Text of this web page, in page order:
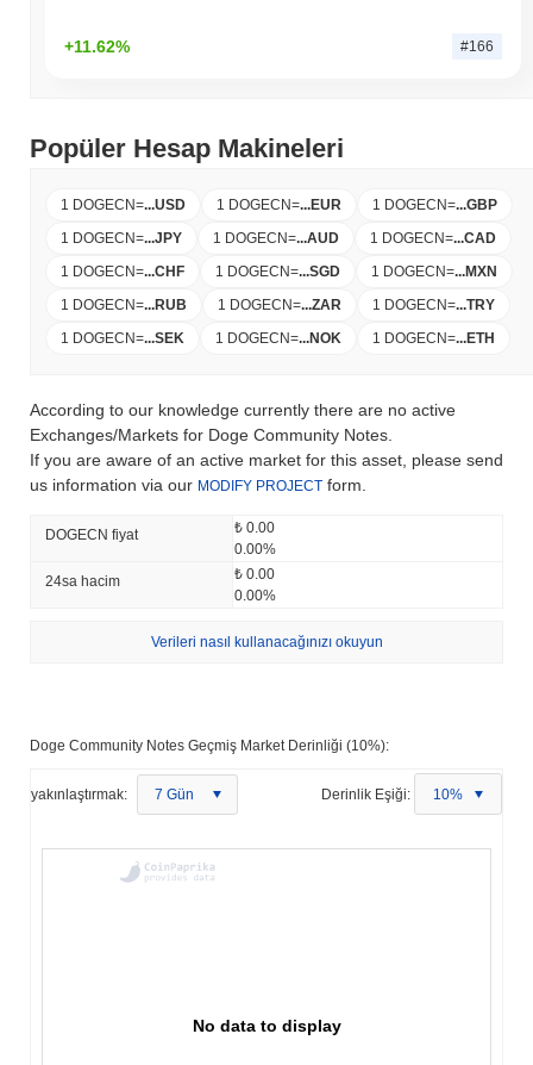
+11.62% #166
Popüler Hesap Makineleri
1 DOGECN=...USD 1 DOGECN=...EUR 1 DOGECN=...GBP
1 DOGECN=...JPY 1 DOGECN=...AUD 1 DOGECN=...CAD
1 DOGECN=...CHF 1 DOGECN=...SGD 1 DOGECN=...MXN
1 DOGECN=...RUB 1 DOGECN=...ZAR 1 DOGECN=...TRY
1 DOGECN=...SEK 1 DOGECN=...NOK 1 DOGECN=...ETH
According to our knowledge currently there are no active
Exchanges/Markets for Doge Community Notes.
If you are aware of an active market for this asset, please send
us information via our MODIFY PROJECT form.
DOGECN fiyat
₺ 0.00
0.00%
24sa hacim
₺ 0.00
0.00%
Verileri nasıl kullanacağınızı okuyun
Doge Community Notes Geçmiş Market Derinliği (10%):
yakınlaştırmak: 7 Gün Derinlik Eşiği: 10%
No data to display